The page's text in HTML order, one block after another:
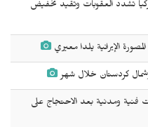
تشدد العقوبات وتقيد تخفيض
فنية ومدنية بعد الاحتجاج على